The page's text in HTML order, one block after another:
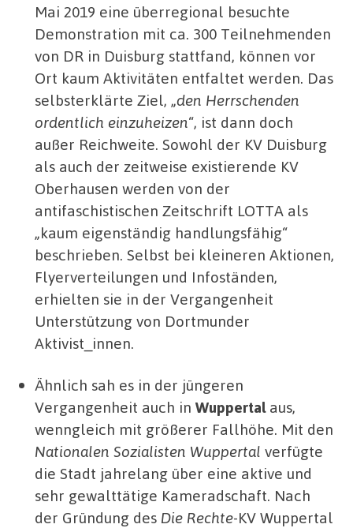
Mai 2019 eine überregional besuchte
Demonstration mit ca. 300 Teilnehmenden
von DR in Duisburg stattfand, können vor
Ort kaum Aktivitäten entfaltet werden. Das
selbsterklärte Ziel, „den Herrschenden
ordentlich einzuheizen“, ist dann doch
außer Reichweite. Sowohl der KV Duisburg
als auch der zeitweise existierende KV
Oberhausen werden von der
antifaschistischen Zeitschrift LOTTA als
„kaum eigenständig handlungsfähig“
beschrieben. Selbst bei kleineren Aktionen,
Flyerverteilungen und Infoständen,
erhielten sie in der Vergangenheit
Unterstützung von Dortmunder
Aktivist_innen.
Ähnlich sah es in der jüngeren
Vergangenheit auch inWuppertalaus,
wenngleich mit größerer Fallhöhe. Mit den
Nationalen Sozialisten Wuppertal verfügte
die Stadt jahrelang über eine aktive und
sehr gewalttätige Kameradschaft. Nach
der Gründung des Die Rechte-KV Wuppertal